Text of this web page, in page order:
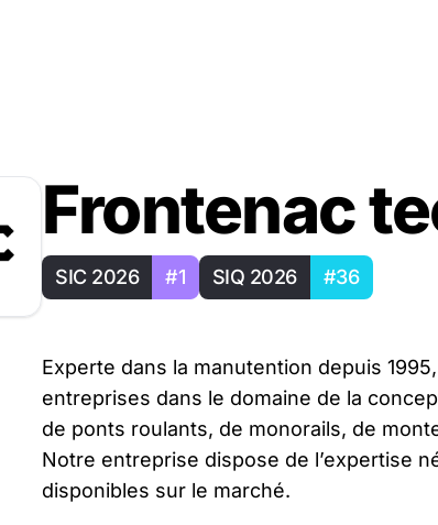
Frontenac
SIC 2026 #1 SIQ 2026 #36
Experte dans la manutention depuis
entreprises dans le domaine de la
de ponts roulants, de monorails, de
Notre entreprise dispose de l’expertise
disponibles sur le marché.